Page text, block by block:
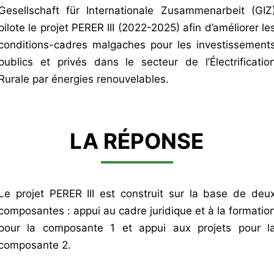
für Internationale Zusammenarbeit
le projet PERER III (2022-2025) afin d’améliorer
cadres malgaches pour les
et privés dans le secteur de
par énergies renouvelables.
LA RÉPONSE
projet PERER III est construit sur la base de
: appui au cadre juridique et à la
la composante 1 et appui aux projets pour
2.